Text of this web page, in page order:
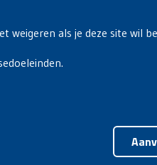
weigeren als je deze site wil